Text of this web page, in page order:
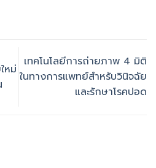
หม่
เทคโนโลยีการถ่ายภาพ 4 มิติ
ในทางการแพทย์สำหรับวินิจฉัย
และรักษาโรคปอด